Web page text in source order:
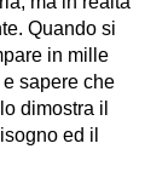
Quando si
in mille
sapere che
dimostra il
ed il